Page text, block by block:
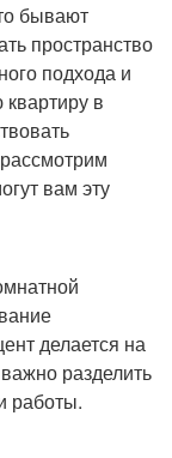
бывают
пространство
подхода и
в
вам эту
делается на
разделить
работы.